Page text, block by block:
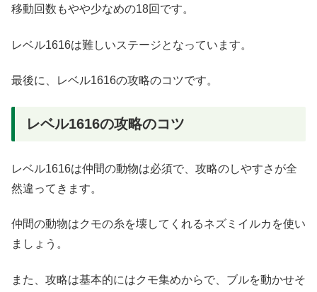
移動回数もやや少なめの18回です。
レベル1616は難しいステージとなっています。
最後に、レベル1616の攻略のコツです。
レベル1616の攻略のコツ
レベル1616は仲間の動物は必須で、攻略のしやすさが全
然違ってきます。
仲間の動物はクモの糸を壊してくれるネズミイルカを使い
ましょう。
また、攻略は基本的にはクモ集めからで、ブルを動かせそ